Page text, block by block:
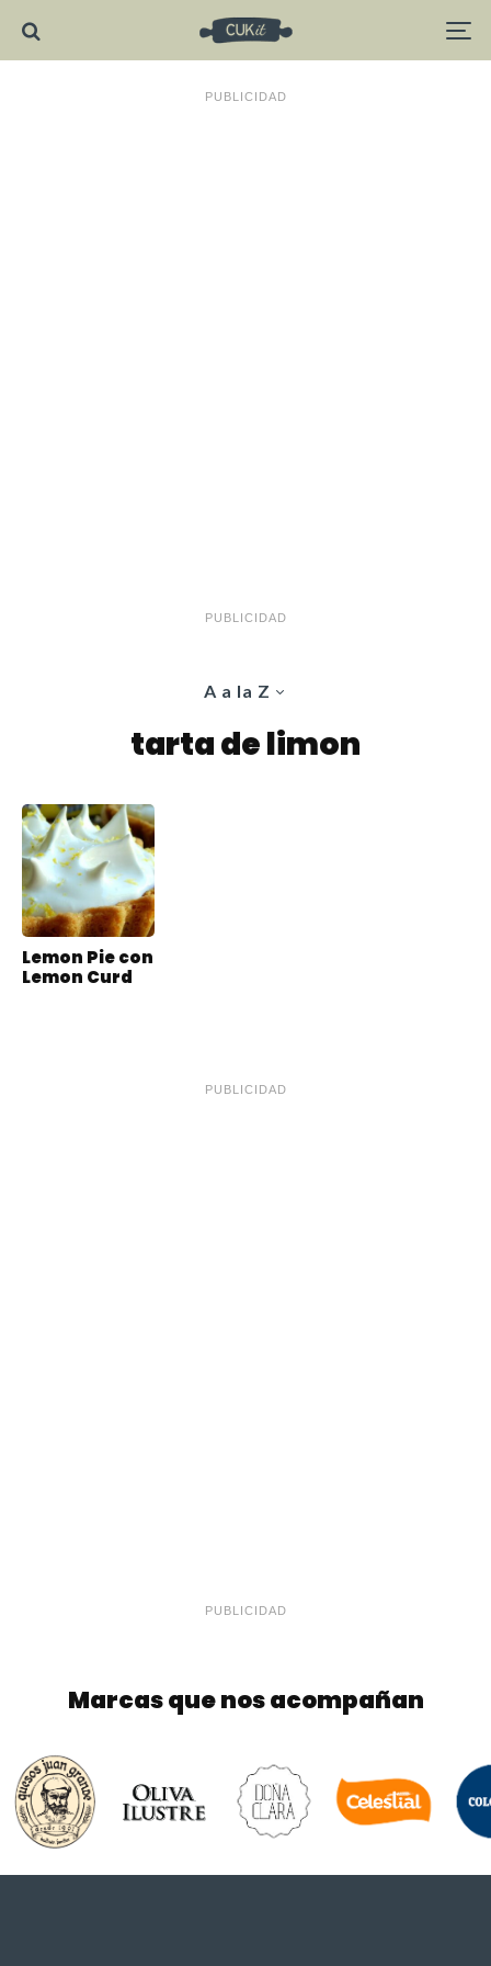
PUBLICIDAD
PUBLICIDAD
A a la Z
tarta de limon
Lemon Pie con
Lemon Curd
PUBLICIDAD
PUBLICIDAD
Marcas que nos acompañan